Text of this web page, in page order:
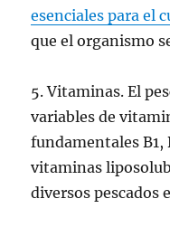
esenciales para el
que el organismo
5. Vitaminas. El
variables de
fundamentales B1,
vitaminas
diversos pescados